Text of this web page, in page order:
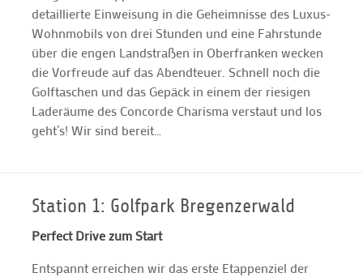
detaillierte Einweisung in die Geheimnisse des Luxus-
Wohnmobils von drei Stunden und eine Fahrstunde
über die engen Landstraßen in Oberfranken wecken
die Vorfreude auf das Abendteuer. Schnell noch die
Golftaschen und das Gepäck in einem der riesigen
Laderäume des Concorde Charisma verstaut und los
geht’s! Wir sind bereit…
Station 1: Golfpark Bregenzerwald
Perfect Drive zum Start
Entspannt erreichen wir das erste Etappenziel der